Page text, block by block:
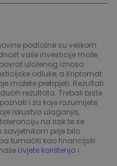
podložne su velikom
vaše investicije može
uloženog iznosa.
odluke, a Kriptomat
možete pretrpjeti. Rezultati
rezultata. Trebali biste
i za koje razumijete
iskustvo ulaganja,
na rizik te se
prije bilo
tumačiti kao financijski
Uvjete korištenja i